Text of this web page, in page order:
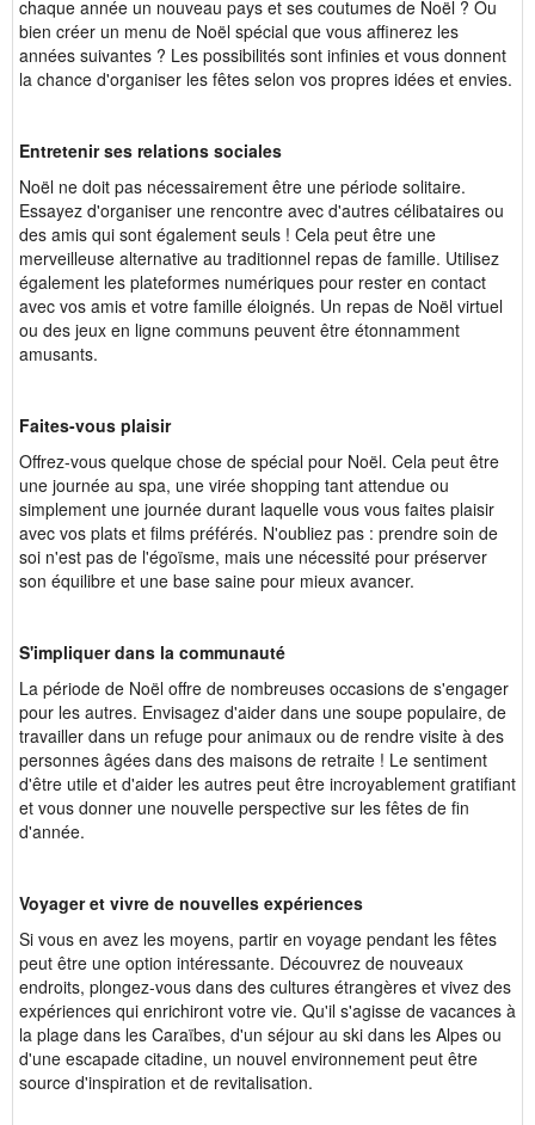
chaque année un nouveau pays et ses coutumes de Noël ? Ou
bien créer un menu de Noël spécial que vous affinerez les
années suivantes ? Les possibilités sont infinies et vous donnent
la chance d'organiser les fêtes selon vos propres idées et envies.
Entretenir ses relations sociales
Noël ne doit pas nécessairement être une période solitaire.
Essayez d'organiser une rencontre avec d'autres célibataires ou
des amis qui sont également seuls ! Cela peut être une
merveilleuse alternative au traditionnel repas de famille. Utilisez
également les plateformes numériques pour rester en contact
avec vos amis et votre famille éloignés. Un repas de Noël virtuel
ou des jeux en ligne communs peuvent être étonnamment
amusants.
Faites-vous plaisir
Offrez-vous quelque chose de spécial pour Noël. Cela peut être
une journée au spa, une virée shopping tant attendue ou
simplement une journée durant laquelle vous vous faites plaisir
avec vos plats et films préférés. N'oubliez pas : prendre soin de
soi n'est pas de l'égoïsme, mais une nécessité pour préserver
son équilibre et une base saine pour mieux avancer.
S'impliquer dans la communauté
La période de Noël offre de nombreuses occasions de s'engager
pour les autres. Envisagez d'aider dans une soupe populaire, de
travailler dans un refuge pour animaux ou de rendre visite à des
personnes âgées dans des maisons de retraite ! Le sentiment
d'être utile et d'aider les autres peut être incroyablement gratifiant
et vous donner une nouvelle perspective sur les fêtes de fin
d'année.
Voyager et vivre de nouvelles expériences
Si vous en avez les moyens, partir en voyage pendant les fêtes
peut être une option intéressante. Découvrez de nouveaux
endroits, plongez-vous dans des cultures étrangères et vivez des
expériences qui enrichiront votre vie. Qu'il s'agisse de vacances à
la plage dans les Caraïbes, d'un séjour au ski dans les Alpes ou
d'une escapade citadine, un nouvel environnement peut être
source d'inspiration et de revitalisation.